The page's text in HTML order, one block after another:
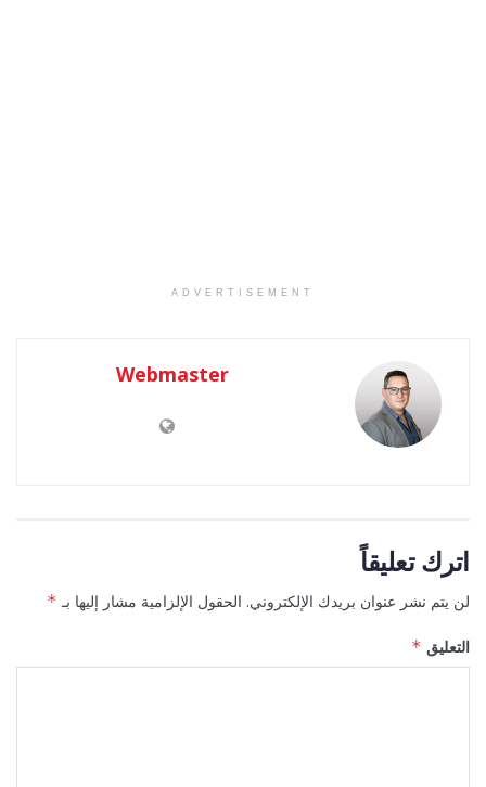
ADVERTISEMENT
Webmaster
اترك تعليقاً
لن يتم نشر عنوان بريدك الإلكتروني. الحقول الإلزامية مشار إليها بـ *
التعليق *